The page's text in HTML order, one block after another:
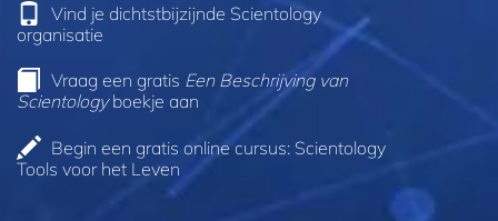
Vind je dichtstbijzijnde Scientology
organisatie
Vraag een gratis Een Beschrijving van
Scientologyboekje aan
Begin een gratis online cursus: Scientology
Tools voor het Leven